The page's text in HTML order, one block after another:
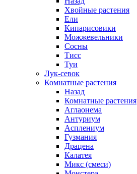
Хвойные растения
Ели
Кипарисовики
Можжевельники
Сосны
Тисс
Туи
Лук-севок
Комнатные растения
Назад
Комнатные растения
Аглаонема
Антуриум
Асплениум
Гузмания
Драцена
Калатея
Микс (смеси)